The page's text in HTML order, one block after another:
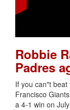
Robbie
Padres
If you can"t
Francisco
a 4-1 win on